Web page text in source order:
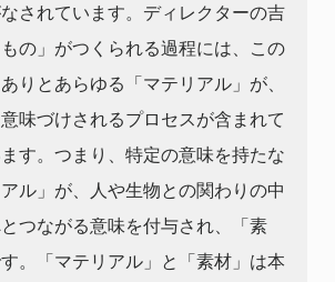
されています。ディレクターの吉
の」がつくられる過程には、この
りとあらゆる「マテリアル」が、
意味づけされるプロセスが含まれて
す。つまり、特定の意味を持たな
ル」が、人や生物との関わりの中
つながる意味を付与され、「素
。「マテリアル」と「素材」は本